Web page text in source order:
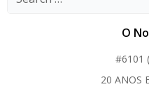
O
#6101
20 ANOS